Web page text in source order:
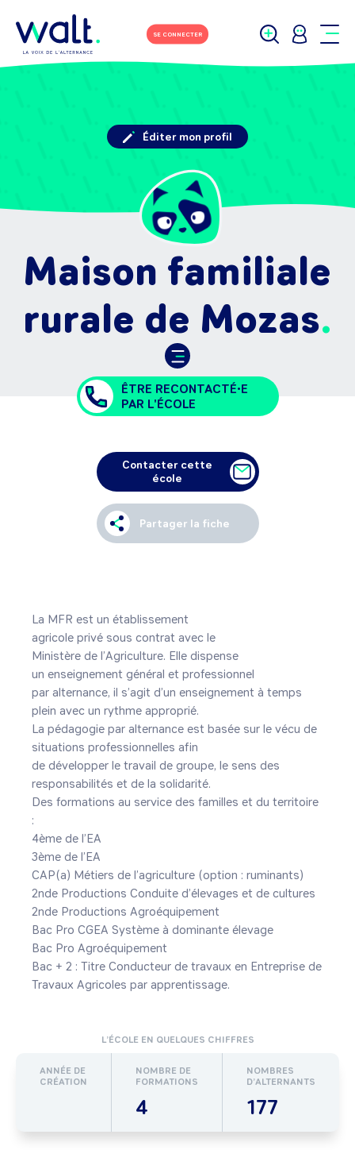
SE CONNECTER
Maison familiale
rurale de Mozas
Éditer mon profil
ÊTRE RECONTACTÉ•E
PAR L'ÉCOLE
Contacter cette
école
Partager la fiche
La MFR est un établissement
agricole privé sous contrat avec le
Ministère de l’Agriculture. Elle dispense
un enseignement général et professionnel
par alternance, il s’agit d’un enseignement à temps
plein avec un rythme approprié.
La pédagogie par alternance est basée sur le vécu de
situations professionnelles afin
de développer le travail de groupe, le sens des
responsabilités et de la solidarité.
Des formations au service des familles et du territoire
:
4ème de l’EA
3ème de l’EA
CAP(a) Métiers de l’agriculture (option : ruminants)
2nde Productions Conduite d’élevages et de cultures
2nde Productions Agroéquipement
Bac Pro CGEA Système à dominante élevage
Bac Pro Agroéquipement
Bac + 2 : Titre Conducteur de travaux en Entreprise de
Travaux Agricoles par apprentissage.
L’ÉCOLE EN QUELQUES CHIFFRES
ANNÉE DE
CRÉATION
NOMBRE DE
FORMATIONS
4
NOMBRES
D’ALTERNANTS
177